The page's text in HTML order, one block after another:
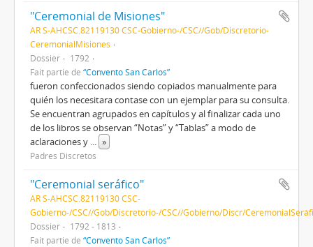
"Ceremonial de Misiones"
AR S-AHCSC.82119130 CSC-Gobierno-/CSC//Gob/Discretorio-
CeremonialMisiones
Dossier
1792
Fait partie de “Convento San Carlos”
fueron confeccionados siendo copiados manualmente para
quién los necesitara contase con un ejemplar para su consulta.
Se encuentran agrupados en capítulos y al finalizar cada uno
de los libros se observan “Notas” y “Tablas” a modo de
aclaraciones y ... »
Padres Discretos
"Ceremonial seráfico"
AR S-AHCSC.82119130 CSC-
Gobierno-/CSC//Gob/Discretorio-/CSC//Gobierno/Discr/
Dossier
1792 - 1813
Fait partie de “Convento San Carlos”